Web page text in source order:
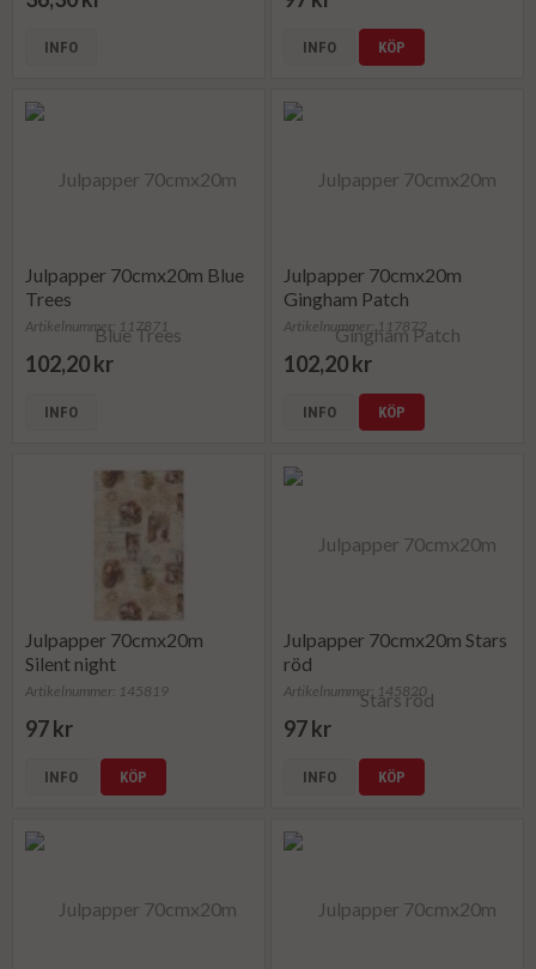
INFO INFO KÖP
Julpapper 70cmx20m Blue
Trees
Artikelnummer: 117871
102,20 kr
INFO
Julpapper 70cmx20m
Gingham Patch
Artikelnummer: 117872
102,20 kr
INFO KÖP
Julpapper 70cmx20m
Silent night
Artikelnummer: 145819
97 kr
INFO KÖP
Julpapper 70cmx20m Stars
röd
Artikelnummer: 145820
97 kr
INFO KÖP